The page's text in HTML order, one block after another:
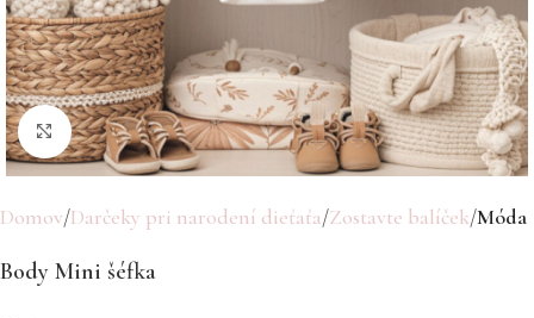
Click to enlarge
Domov Darčeky pri narodení dieťaťa Zostavte balíček Móda
Body Mini šéfka